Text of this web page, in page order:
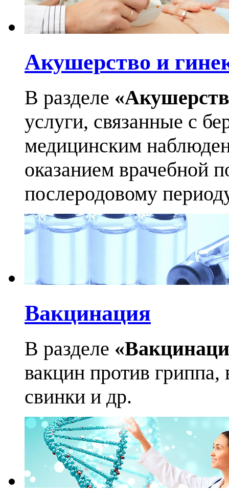
Акушерство и
В разделе
услуги, связанные с
медицинским
оказанием врачебной
послеродовому
Вакцинация
В разделе
вакцин против гриппа,
свинки и др.